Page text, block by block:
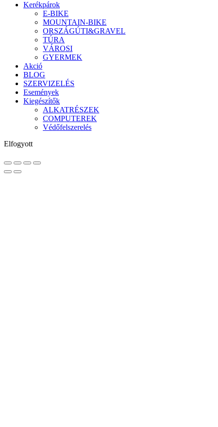
Kerékpárok
E-BIKE
MOUNTAIN-BIKE
ORSZÁGÚTI&GRAVEL
TÚRA
VÁROSI
GYERMEK
Akció
BLOG
SZERVIZELÉS
Események
Kiegészítők
ALKATRÉSZEK
COMPUTEREK
Védőfelszerelés
Elfogyott